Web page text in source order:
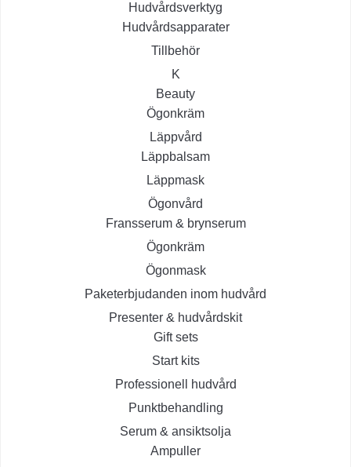
Hudvårdsverktyg
Hudvårdsapparater
Tillbehör
K
Beauty
Ögonkräm
Läppvård
Läppbalsam
Läppmask
Ögonvård
Fransserum & brynserum
Ögonkräm
Ögonmask
Paketerbjudanden inom hudvård
Presenter & hudvårdskit
Gift sets
Start kits
Professionell hudvård
Punktbehandling
Serum & ansiktsolja
Ampuller